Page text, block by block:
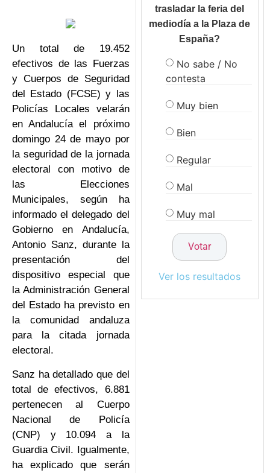
Un total de 19.452
efectivos de las Fuerzas
y Cuerpos de Seguridad
del Estado (FCSE) y las
Policías Locales velarán
en Andalucía el próximo
domingo 24 de mayo por
la seguridad de la jornada
electoral con motivo de
las Elecciones
Municipales, según ha
informado el delegado del
Gobierno en Andalucía,
Antonio Sanz, durante la
presentación del
dispositivo especial que
la Administración General
del Estado ha previsto en
la comunidad andaluza
para la citada jornada
electoral.
Sanz ha detallado que del
total de efectivos, 6.881
pertenecen al Cuerpo
Nacional de Policía
(CNP) y 10.094 a la
Guardia Civil. Igualmente,
ha explicado que serán
trasladar la feria del
mediodía a la Plaza de
España?
No sabe / No
contesta
Muy bien
Bien
Regular
Mal
Muy mal
Ver los resultados